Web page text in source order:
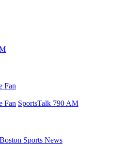
Fan
Fan SportsTalk 790 AM
Sports News